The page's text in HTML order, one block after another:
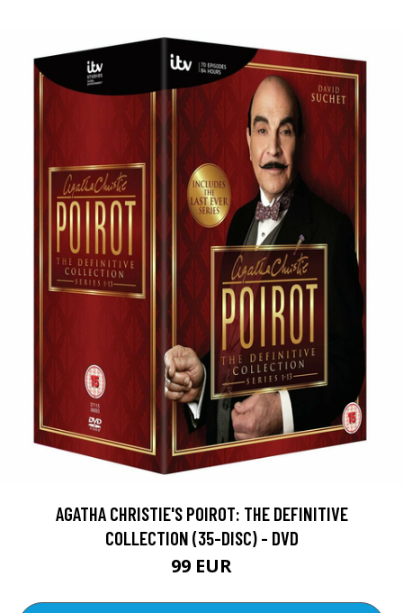
AGATHA CHRISTIE'S POIROT: THE DEFINITIVE
COLLECTION (35-DISC) - DVD
99 EUR